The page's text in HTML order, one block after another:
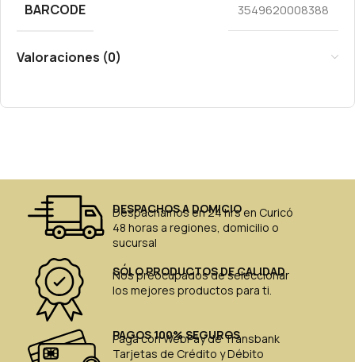
BARCODE 3549620008388
Valoraciones (0)
DESPACHOS A DOMICIO
Despachamos en 24 hrs en Curicó
48 horas a regiones, domicilio o
sucursal
SÓLO PRODUCTOS DE CALIDAD
Nos preocupados de seleccionar
los mejores productos para ti.
PAGOS 100% SEGUROS
Paga con WebPay de Transbank
Tarjetas de Crédito y Débito